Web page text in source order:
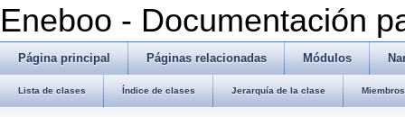
Eneboo - Documentación
Página principal Páginas relacionadas Módulos
Lista de clases Índice de clases Jerarquía de la clase